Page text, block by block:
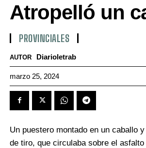
Atropelló un
PROVINCIALES
AUTOR Diarioletrab
marzo 25, 2024
Un puestero montado en un caballo
de tiro, que circulaba sobre el